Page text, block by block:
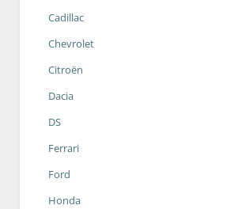
Cadillac
Chevrolet
Citroën
Dacia
DS
Ferrari
Ford
Honda